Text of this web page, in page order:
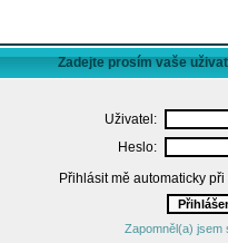
Zadejte prosím vaše
Uživatel:
Heslo:
Přihlásit mě automaticky
Zapomněl(a) jsem